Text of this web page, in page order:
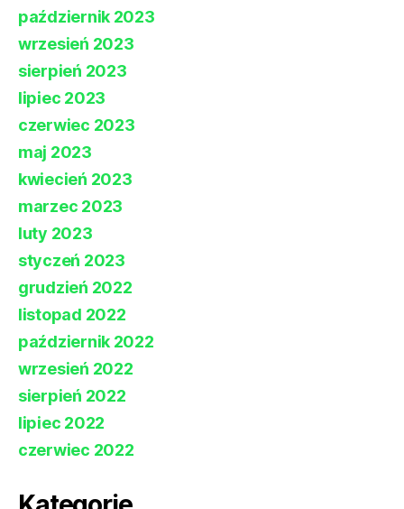
październik 2023
wrzesień 2023
sierpień 2023
lipiec 2023
czerwiec 2023
maj 2023
kwiecień 2023
marzec 2023
luty 2023
styczeń 2023
grudzień 2022
listopad 2022
październik 2022
wrzesień 2022
sierpień 2022
lipiec 2022
czerwiec 2022